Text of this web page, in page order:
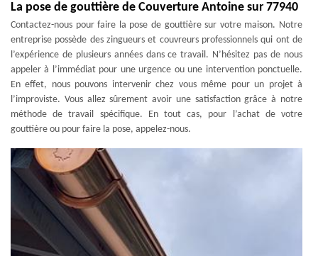
La pose de gouttière de Couverture Antoine sur 77940
Contactez-nous pour faire la pose de gouttière sur votre maison. Notre
entreprise possède des zingueurs et couvreurs professionnels qui ont de
l’expérience de plusieurs années dans ce travail. N’hésitez pas de nous
appeler à l’immédiat pour une urgence ou une intervention ponctuelle.
En effet, nous pouvons intervenir chez vous même pour un projet à
l’improviste. Vous allez sûrement avoir une satisfaction grâce à notre
méthode de travail spécifique. En tout cas, pour l’achat de votre
gouttière ou pour faire la pose, appelez-nous.